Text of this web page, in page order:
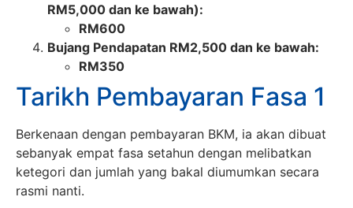
RM5,000 dan ke bawah):
RM600
Bujang Pendapatan RM2,500 dan ke bawah:
RM350
Tarikh Pembayaran Fasa 1
Berkenaan dengan pembayaran BKM, ia akan dibuat
sebanyak empat fasa setahun dengan melibatkan
ketegori dan jumlah yang bakal diumumkan secara
rasmi nanti.